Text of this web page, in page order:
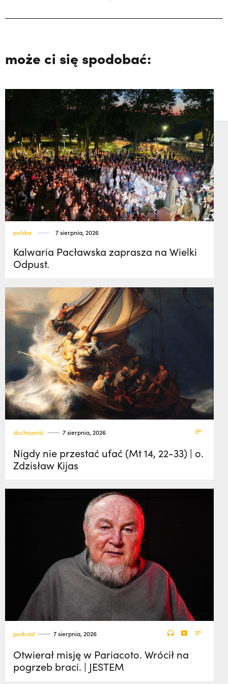
może ci się spodobać:
polska 7 sierpnia, 2026
Kalwaria Pacławska zaprasza na Wielki
Odpust.
duchowość 7 sierpnia, 2026
Nigdy nie przestać ufać (Mt 14, 22-33) | o.
Zdzisław Kijas
podcast 7 sierpnia, 2026
Otwierał misję w Pariacoto. Wrócił na
pogrzeb braci. | JESTEM